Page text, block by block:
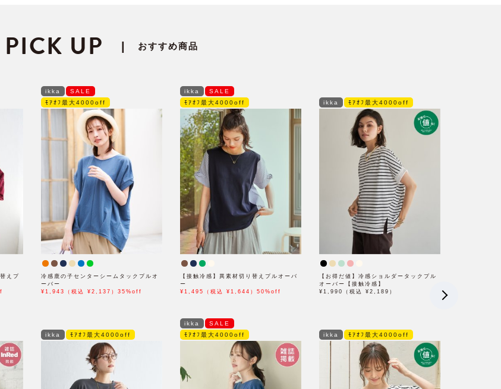
PICK UP おすすめ商品
えプ
ikka
SALE
ﾓｱｵﾌ最大4000off
冷感鹿の子センターシームタックプルオ
ーバー
¥1,943（税込 ¥2,137）35%off
ikka
SALE
ﾓｱｵﾌ最大4000off
【接触冷感】異素材切り替えプルオーバ
ー
¥1,495（税込 ¥1,644）50%off
ikka ﾓｱｵﾌ最大4000off
【お得だ値】冷感ショルダータックプル
オーバー【接触冷感】
¥1,990（税込 ¥2,189）
ikka ﾓｱｵﾌ最大4000off
ikka
SALE
ﾓｱｵﾌ最大4000off
ikka ﾓｱｵﾌ最大4000off